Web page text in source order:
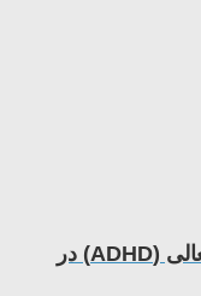
بیش فعالی : اختلال کم توجهی بیش‌فعالی (ADHD) در